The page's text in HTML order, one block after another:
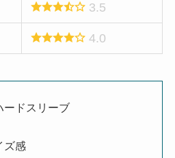
3.5
4.0
ードスリーブ
ズ感